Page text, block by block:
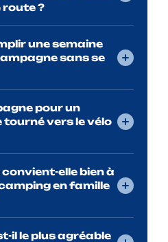
route ?
une semaine
sans se
pour un
vers le vélo
elle bien à
en famille
il le plus agréable